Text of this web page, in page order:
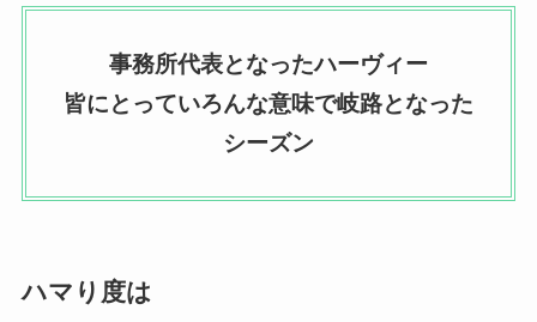
事務所代表となったハーヴィー
皆にとっていろんな意味で岐路となった
シーズン
ハマり度は